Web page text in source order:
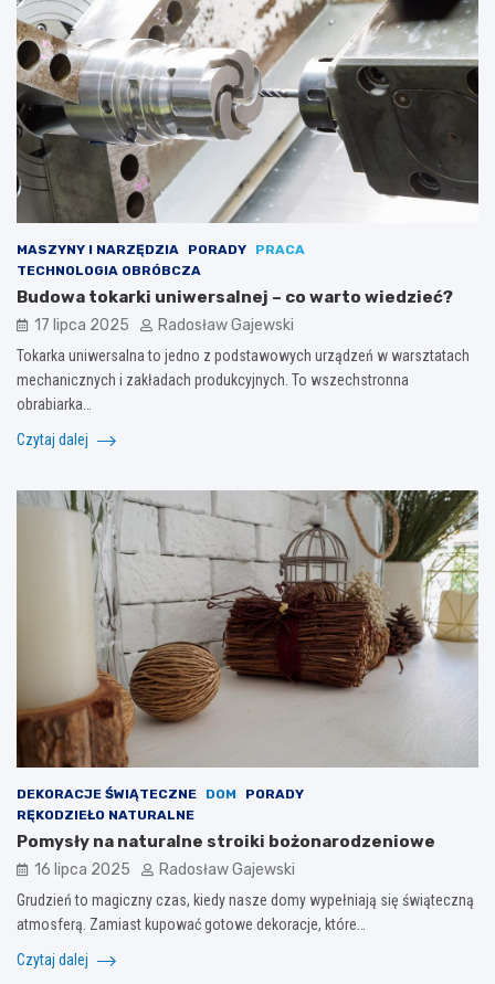
MASZYNY I NARZĘDZIA PORADY
PRACA
TECHNOLOGIA OBRÓBCZA
Budowa tokarki uniwersalnej – co warto wiedzieć?
17 lipca 2025 Radosław Gajewski
Tokarka uniwersalna to jedno z podstawowych urządzeń w warsztatach
mechanicznych i zakładach produkcyjnych. To wszechstronna
obrabiarka…
Czytaj dalej
DEKORACJE ŚWIĄTECZNE DOM
PORADY
RĘKODZIEŁO NATURALNE
Pomysły na naturalne stroiki bożonarodzeniowe
16 lipca 2025 Radosław Gajewski
Grudzień to magiczny czas, kiedy nasze domy wypełniają się świąteczną
atmosferą. Zamiast kupować gotowe dekoracje, które…
Czytaj dalej